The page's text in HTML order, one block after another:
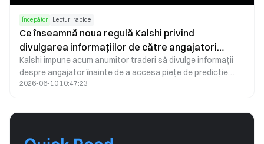
Începător Lecturi rapide
Ce înseamnă noua regulă Kalshi privind
divulgarea informațiilor de către angajatori
pentru piețele de predicție și tranzacțiile insider
Kalshi impune acum anumitor traderi să divulge informații
despre angajator înainte de a accesa piețe de predicție
sensibile. Descoperiți cum funcționează această politică și
2026-06-10 10:47:23